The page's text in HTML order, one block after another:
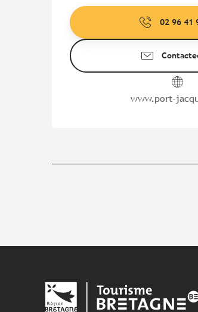
02 96 41
www.port-